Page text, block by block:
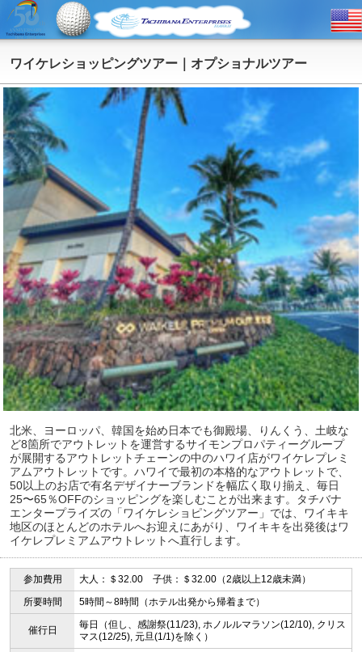
ワイケレショッピングツアー｜オプショナルツアー
北米、ヨーロッパ、韓国を始め日本でも御殿場、りんくう、土岐な
ど8箇所でアウトレットを運営するサイモンプロパティーグループ
が展開するアウトレットチェーンの中のハワイ店がワイケレプレミ
アムアウトレットです。ハワイで最初の本格的なアウトレットで、
50以上のお店で有名デザイナーブランドを幅広く取り揃え、毎日
25〜65％OFFのショッピングを楽しむことが出来ます。タチバナ
エンタープライズの「ワイケレショピングツアー」では、ワイキキ
地区のほとんどのホテルへお迎えにあがり、ワイキキを出発後はワ
イケレプレミアムアウトレットへ直行します。
参加費用
大人：＄32.00 子供：＄32.00（2歳以上12歳未満）
所要時間
5時間～8時間（ホテル出発から帰着まで）
催行日
毎日（但し、感謝祭(11/23), ホノルルマラソン(12/10), クリス
マス(12/25), 元旦(1/1)を除く）